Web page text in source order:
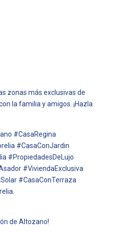
zonas más exclusivas de
la familia y amigos. ¡Hazla
#CasaRegina
#CasaConJardin
#PropiedadesDeLujo
#ViviendaExclusiva
#CasaConTerraza
de Altozano!